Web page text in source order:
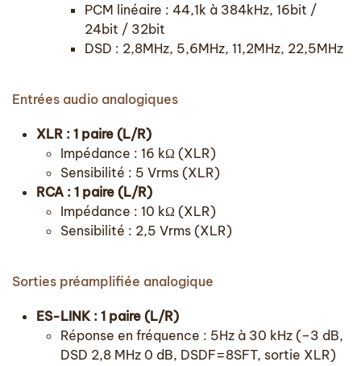
PCM linéaire : 44,1k à 384kHz, 16bit /
24bit / 32bit
DSD : 2,8MHz, 5,6MHz, 11,2MHz, 22,5MHz
Entrées audio analogiques
XLR : 1 paire (L/R)
Impédance : 16 kΩ (XLR)
Sensibilité : 5 Vrms (XLR)
RCA : 1 paire (L/R)
Impédance : 10 kΩ (XLR)
Sensibilité : 2,5 Vrms (XLR)
Sorties préamplifiée analogique
ES-LINK : 1 paire (L/R)
Réponse en fréquence : 5Hz à 30 kHz (–3 dB,
DSD 2,8 MHz 0 dB, DSDF=8SFT, sortie XLR)